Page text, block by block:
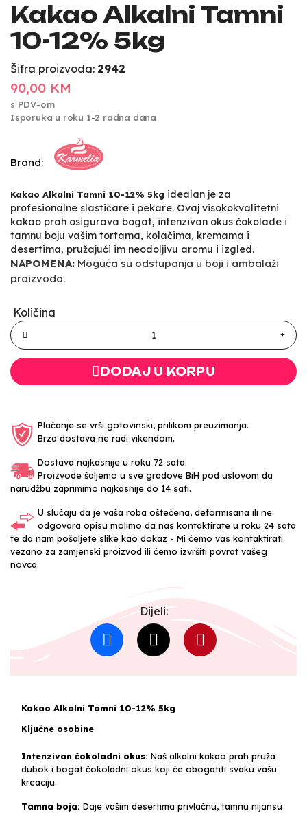
Kakao Alkalni Tamni
10-12% 5kg
Šifra proizvoda: 2942
90,00 KM
s PDV-om
Isporuka u roku 1-2 radna dana
Brand:
Kakao Alkalni Tamni 10-12% 5kg idealan je za
profesionalne slastičare i pekare. Ovaj visokokvalitetni
kakao prah osigurava bogat, intenzivan okus čokolade i
tamnu boju vašim tortama, kolačima, kremama i
desertima, pružajući im neodoljivu aromu i izgled.
NAPOMENA: Moguća su odstupanja u boji i ambalaži
proizvoda.
Količina
DODAJ U KORPU
Plaćanje se vrši gotovinski, prilikom preuzimanja.
Brza dostava ne radi vikendom.
Dostava najkasnije u roku 72 sata.
Proizvode šaljemo u sve gradove BiH pod uslovom da
narudžbu zaprimimo najkasnije do 14 sati.
U slučaju da je vaša roba oštećena, deformisana ili ne
odgovara opisu molimo da nas kontaktirate u roku 24 sata
te da nam pošaljete slike kao dokaz - Mi ćemo vas kontaktirati
vezano za zamjenski proizvod ili ćemo izvršiti povrat vašeg
novca.
Dijeli:
Kakao Alkalni Tamni 10-12% 5kg
Ključne osobine
Intenzivan čokoladni okus: Naš alkalni kakao prah pruža
dubok i bogat čokoladni okus koji će obogatiti svaku vašu
kreaciju.
Tamna boja: Daje vašim desertima privlačnu, tamnu nijansu